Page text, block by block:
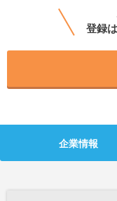
登録は
企業情報